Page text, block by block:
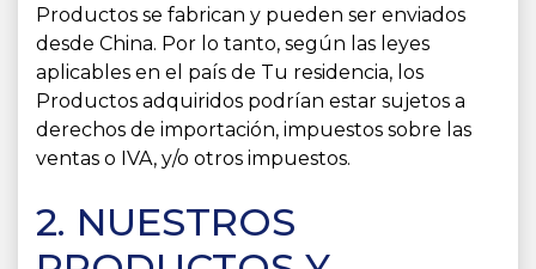
Productos se fabrican y pueden ser enviados
desde China. Por lo tanto, según las leyes
aplicables en el país de Tu residencia, los
Productos adquiridos podrían estar sujetos a
derechos de importación, impuestos sobre las
ventas o IVA, y/o otros impuestos.
2. NUESTROS